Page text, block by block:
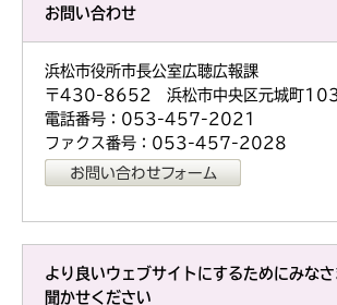
お問い合わせ
浜松市役所市長公室広聴広報課
〒430-8652 浜松市中央区元城町
電話番号：053-457-2021
ファクス番号：053-457-2028
より良いウェブサイトにするためにみな
聞かせください